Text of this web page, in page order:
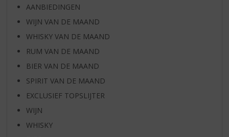
AANBIEDINGEN
WIJN VAN DE MAAND
WHISKY VAN DE MAAND
RUM VAN DE MAAND
BIER VAN DE MAAND
SPIRIT VAN DE MAAND
EXCLUSIEF TOPSLIJTER
WIJN
WHISKY